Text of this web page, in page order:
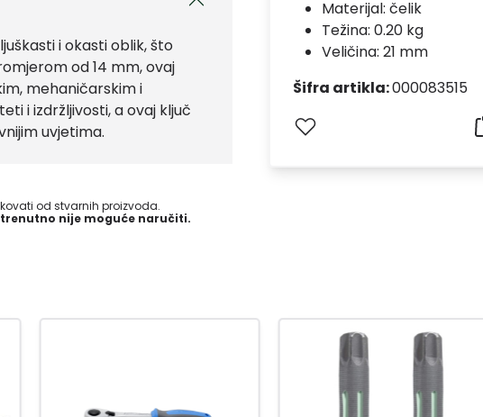
i okasti oblik, što
od 14 mm, ovaj
mehaničarskim i
i izdržljivosti, a ovaj ključ
uvjetima.
od stvarnih proizvoda.
nije moguće naručiti.
Materijal: čelik
Težina: 0.20 kg
Veličina: 21 mm
Šifra artikla:000083515